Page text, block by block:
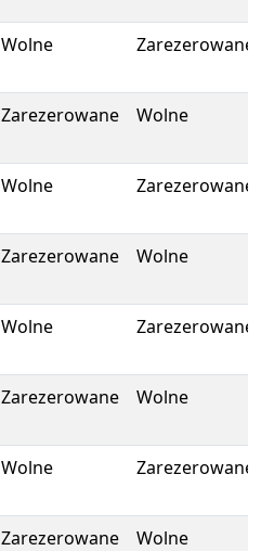
Wolne Zarezerowane
Zarezerowane Wolne
Wolne Zarezerowane
Zarezerowane Wolne
Wolne Zarezerowane
Zarezerowane Wolne
Wolne Zarezerowane
Zarezerowane Wolne